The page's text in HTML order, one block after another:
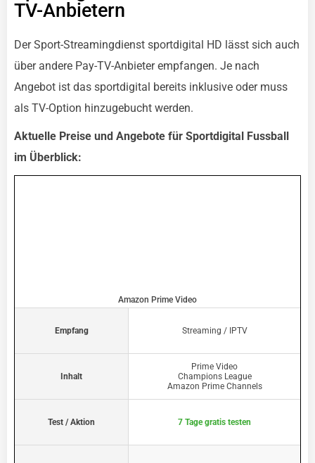
TV-Anbietern
Der Sport-Streamingdienst sportdigital HD lässt sich auch
über andere Pay-TV-Anbieter empfangen. Je nach
Angebot ist das sportdigital bereits inklusive oder muss
als TV-Option hinzugebucht werden.
Aktuelle Preise und Angebote für Sportdigital Fussball
im Überblick:
Amazon Prime Video
Empfang
Inhalt
Test / Aktion
Streaming / IPTV
Prime Video
Champions League
Amazon Prime Channels
7 Tage gratis testen